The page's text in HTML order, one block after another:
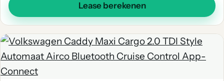
Lease berekenen